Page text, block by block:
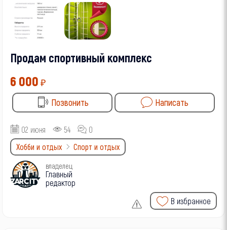
Продам спортивный комплекс
6 000 ₽
Позвонить
Написать
02 июня 54
0
Хобби и отдых
Спорт и отдых
владелец
Главный
редактор
В избранное